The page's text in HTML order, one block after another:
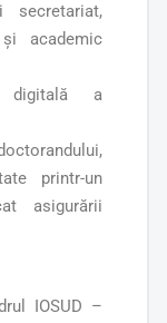
academic
digitală a
printr-un
asigurării
IOSUD –